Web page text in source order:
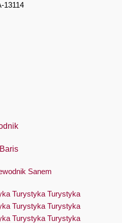
13114
Sanem
Turystyka Turystyka
Turystyka Turystyka
Turystyka Turystyka